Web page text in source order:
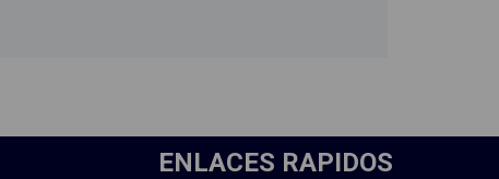
ENLACES RAPIDOS